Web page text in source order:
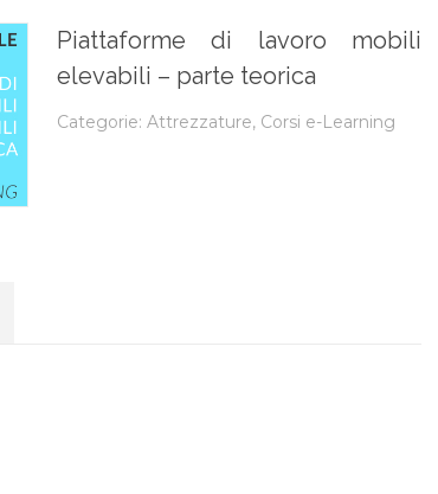
Piattaforme di lavoro mobili
elevabili – parte teorica
Categorie: Attrezzature, Corsi e-Learning